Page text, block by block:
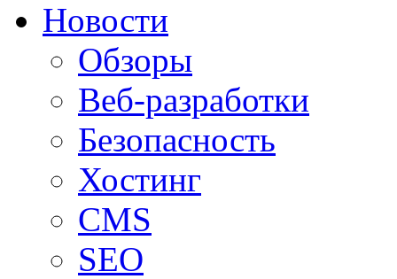
Новости
Обзоры
Веб-разработки
Безопасность
Хостинг
CMS
SEO